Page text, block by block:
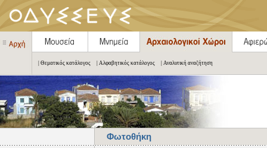
| Θεματικός κατάλογος | Αλφαβητικός κατάλογος | Αναλυτική αναζήτηση
Φωτοθήκη